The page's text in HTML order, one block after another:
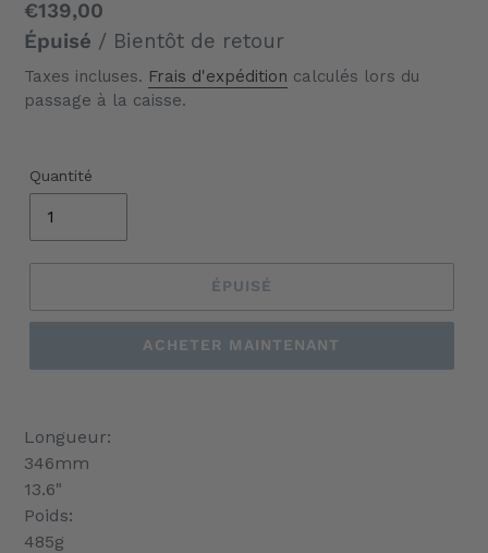
Prix
normal
€139,00
Épuisé / Bientôt de retour
Taxes incluses. Frais d'expédition calculés lors du
passage à la caisse.
Quantité
ÉPUISÉ
ACHETER MAINTENANT
produit
à
votre
panier
Longueur:
346mm
13.6"
Poids:
485g